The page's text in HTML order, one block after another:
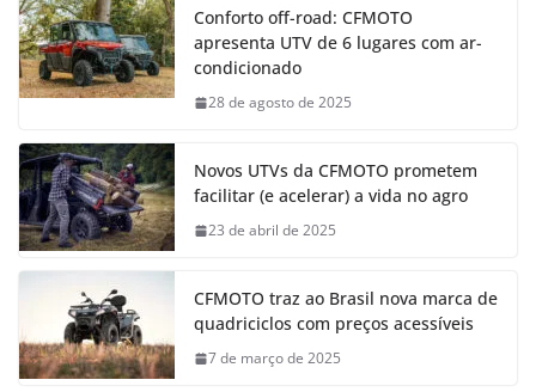
Conforto off-road: CFMOTO
apresenta UTV de 6 lugares com ar-
condicionado
28 de agosto de 2025
Novos UTVs da CFMOTO prometem
facilitar (e acelerar) a vida no agro
23 de abril de 2025
CFMOTO traz ao Brasil nova marca de
quadriciclos com preços acessíveis
7 de março de 2025